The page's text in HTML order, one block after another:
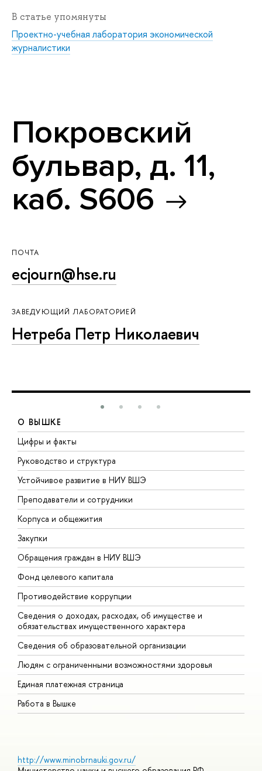
В статье упомянуты
Проектно-учебная лаборатория экономической
журналистики
Покровский
бульвар, д. 11,
каб. S606
ПОЧТА
ecjourn@hse.ru
ЗАВЕДУЮЩИЙ ЛАБОРАТОРИЕЙ
Нетреба Петр Николаевич
О ВЫШКЕ
Цифры и факты
Руководство и структура
Устойчивое развитие в НИУ ВШЭ
Преподаватели и сотрудники
Корпуса и общежития
Закупки
Обращения граждан в НИУ ВШЭ
Фонд целевого капитала
Противодействие коррупции
Сведения о доходах, расходах, об имуществе и
обязательствах имущественного характера
Сведения об образовательной организации
Людям с ограниченными возможностями здоровья
Единая платежная страница
Работа в Вышке
http://www.minobrnauki.gov.ru/